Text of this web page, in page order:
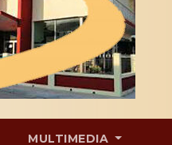
MULTIMEDIA